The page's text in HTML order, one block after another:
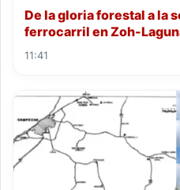
De la gloria forestal a la
ferrocarril en Zoh-
11:41